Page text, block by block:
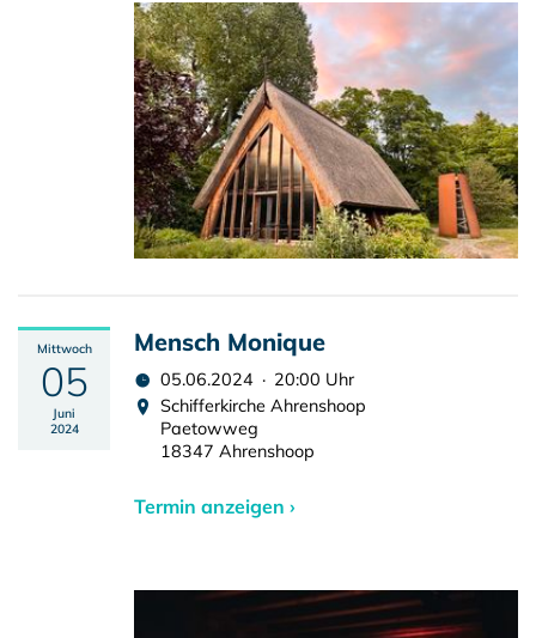
Mittwoch
05
Juni
2024
Mensch Monique
05.06.2024 · 20:00 Uhr
Schifferkirche Ahrenshoop
Paetowweg
18347 Ahrenshoop
Termin anzeigen ›